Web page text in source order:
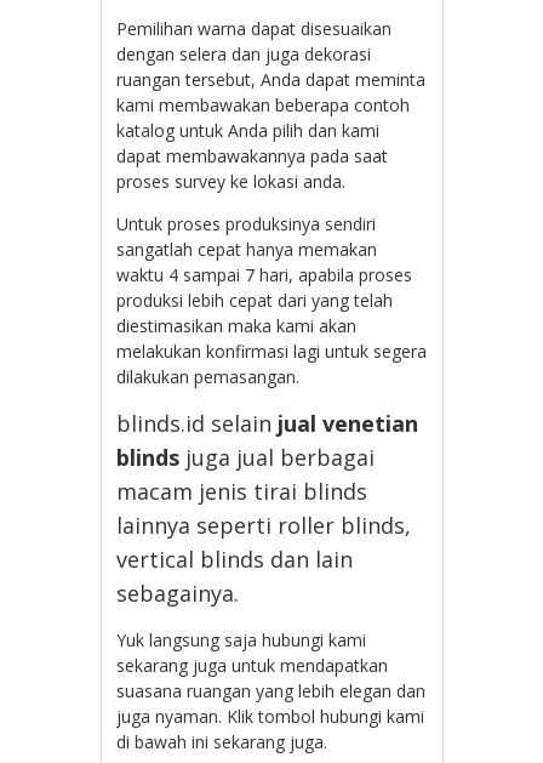
Pemilihan warna dapat disesuaikan
dengan selera dan juga dekorasi
ruangan tersebut, Anda dapat meminta
kami membawakan beberapa contoh
katalog untuk Anda pilih dan kami
dapat membawakannya pada saat
proses survey ke lokasi anda.
Untuk proses produksinya sendiri
sangatlah cepat hanya memakan
waktu 4 sampai 7 hari, apabila proses
produksi lebih cepat dari yang telah
diestimasikan maka kami akan
melakukan konfirmasi lagi untuk segera
dilakukan pemasangan.
blinds.id selain jual venetian
blinds juga jual berbagai
macam jenis tirai blinds
lainnya seperti roller blinds,
vertical blinds dan lain
sebagainya.
Yuk langsung saja hubungi kami
sekarang juga untuk mendapatkan
suasana ruangan yang lebih elegan dan
juga nyaman. Klik tombol hubungi kami
di bawah ini sekarang juga.